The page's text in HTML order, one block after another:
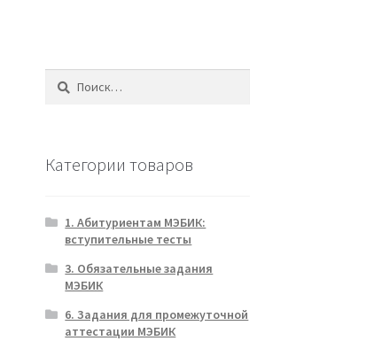
Найти:
Категории товаров
1. Абитуриентам МЭБИК:
вступительные тесты
3. Обязательные задания
МЭБИК
6. Задания для промежуточной
аттестации МЭБИК